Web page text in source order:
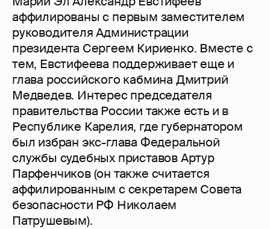
аффилированы с первым заместителем
руководителя Администрации
президента Сергеем Кириенко. Вместе с
тем, Евстифеева поддерживает еще и
глава российского кабмина Дмитрий
Медведев. Интерес председателя
правительства России также есть и в
Республике Карелия, где губернатором
был избран экс-глава Федеральной
службы судебных приставов Артур
Парфенчиков (он также считается
аффилированным с секретарем Совета
безопасности РФ Николаем
Патрушевым).